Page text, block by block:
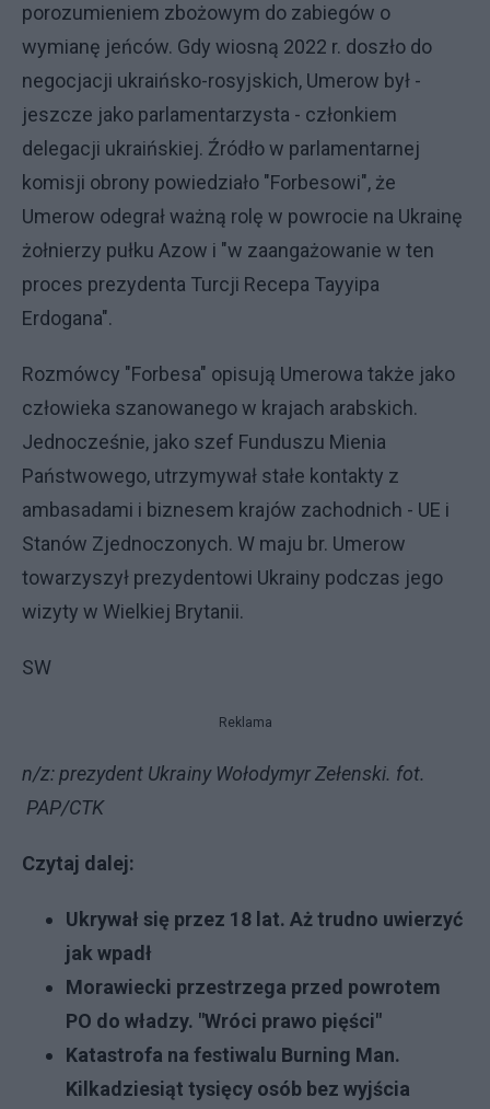
porozumieniem zbożowym do zabiegów o
wymianę jeńców. Gdy wiosną 2022 r. doszło do
negocjacji ukraińsko-rosyjskich, Umerow był -
jeszcze jako parlamentarzysta - członkiem
delegacji ukraińskiej. Źródło w parlamentarnej
komisji obrony powiedziało "Forbesowi", że
Umerow odegrał ważną rolę w powrocie na Ukrainę
żołnierzy pułku Azow i "w zaangażowanie w ten
proces prezydenta Turcji Recepa Tayyipa
Erdogana".
Rozmówcy "Forbesa" opisują Umerowa także jako
człowieka szanowanego w krajach arabskich.
Jednocześnie, jako szef Funduszu Mienia
Państwowego, utrzymywał stałe kontakty z
ambasadami i biznesem krajów zachodnich - UE i
Stanów Zjednoczonych. W maju br. Umerow
towarzyszył prezydentowi Ukrainy podczas jego
wizyty w Wielkiej Brytanii.
SW
Reklama
n/z: prezydent Ukrainy Wołodymyr Zełenski. fot.
PAP/CTK
Czytaj dalej:
Ukrywał się przez 18 lat. Aż trudno uwierzyć
jak wpadł
Morawiecki przestrzega przed powrotem
PO do władzy. "Wróci prawo pięści"
Katastrofa na festiwalu Burning Man.
Kilkadziesiąt tysięcy osób bez wyjścia